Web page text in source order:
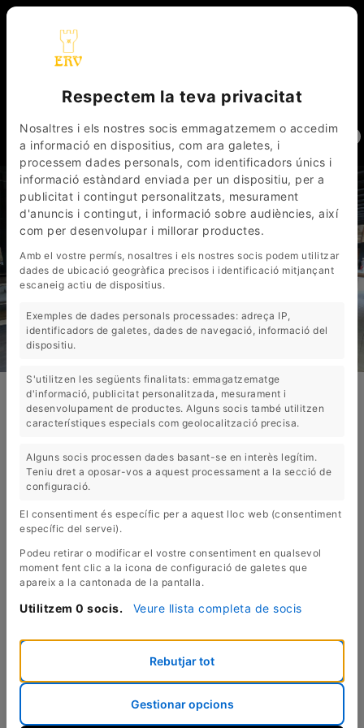
CAT _ ESP
EL ROURE VELL: BOTIGA DE
MOBLES DE ROURE RÚSTICS I
ARTESANS
AEl Roure Vell
situada a Castelló d'Empúries (Costa
Brava, Alt Empordà), amb Albert Ventós,
la tercera generació, al capdavant.
Fabriquem mobles rústics de fusta de
duren tota una vida. L'experiència
artesana transmesa de generació en
generació ens permet elaborar taules,
portes, cadires, prestageries, armaris,
Respectem la teva privacitat
Nosaltres i els nostres socis emmagatzemem o accedim
a informació en dispositius, com ara galetes, i
processem dades personals, com identificadors únics i
informació estàndard enviada per un dispositiu, per a
publicitat i contingut personalitzats, mesurament
d'anuncis i contingut, i informació sobre audiències, així
com per desenvolupar i millorar productes.
Amb el vostre permís, nosaltres i els nostres socis podem utilitzar
dades de ubicació geogràfica precisos i identificació mitjançant
escaneig actiu de dispositius.
Exemples de dades personals processades: adreça IP,
identificadors de galetes, dades de navegació, informació del
dispositiu.
S'utilitzen les següents finalitats: emmagatzematge
d'informació, publicitat personalitzada, mesurament i
desenvolupament de productes. Alguns socis també utilitzen
característiques especials com geolocalització precisa.
Alguns socis processen dades basant-se en interès legítim.
Teniu dret a oposar-vos a aquest processament a la secció de
configuració.
El consentiment és específic per a aquest lloc web (consentiment
específic del servei).
Podeu retirar o modificar el vostre consentiment en qualsevol
moment fent clic a la icona de configuració de galetes que
apareix a la cantonada de la pantalla.
Utilitzem 0 socis. Veure llista completa de socis
Rebutjar tot
Gestionar opcions